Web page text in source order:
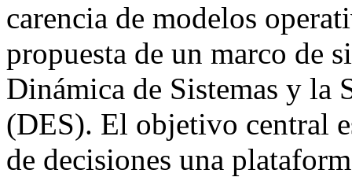
carencia de modelos
propuesta de un marco de
Dinámica de Sistemas y la
(DES). El objetivo central
de decisiones una